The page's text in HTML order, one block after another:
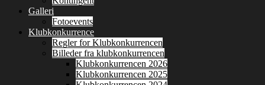
Galleri
Fotoevents
Klubkonkurrence
Regler for Klubkonkurrencen
Billeder fra klubkonkurrencen
Klubkonkurrencen 2026
Klubkonkurrencen 2025